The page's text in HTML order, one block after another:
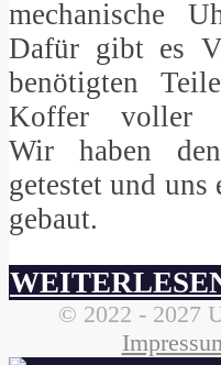
mechanische
Dafür gibt es
benötigten
Koffer voller
Wir haben
getestet und
gebaut.
© 2022 - 2027